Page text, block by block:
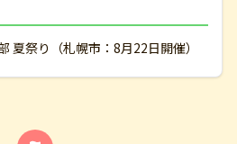
夏祭り（札幌市：8月22日開催）